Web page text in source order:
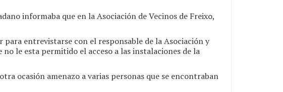
informaba que en la Asociación de Vecinos de Freixo,
entrevistarse con el responsable de la Asociación y
le esta permitido el acceso a las instalaciones de la
ocasión amenazo a varias personas que se encontraban